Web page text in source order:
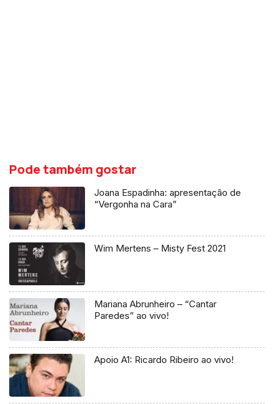
Pode também gostar
Joana Espadinha: apresentação de
“Vergonha na Cara”
Wim Mertens – Misty Fest 2021
Mariana Abrunheiro – “Cantar
Paredes” ao vivo!
Apoio A1: Ricardo Ribeiro ao vivo!